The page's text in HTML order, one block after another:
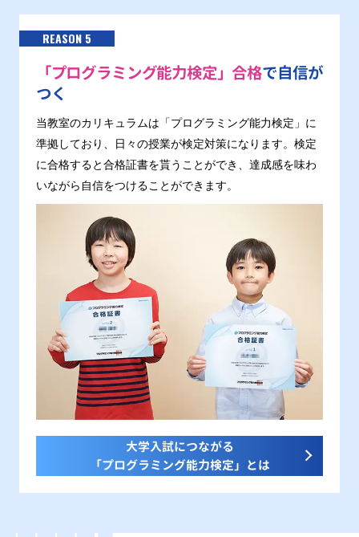
REASON 5
「プログラミング能力検定」合格で自信が
つく
当教室のカリキュラムは「プログラミング能力検定」に
準拠しており、日々の授業が検定対策になります。検定
に合格すると合格証書を貰うことができ、達成感を味わ
いながら自信をつけることができます。
大学入試につながる
「プログラミング能力検定」とは